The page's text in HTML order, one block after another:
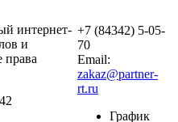
интернет-
и
права
+7 (84342) 5-05-
70
Email:
zakaz@partner-
rt.ru
График